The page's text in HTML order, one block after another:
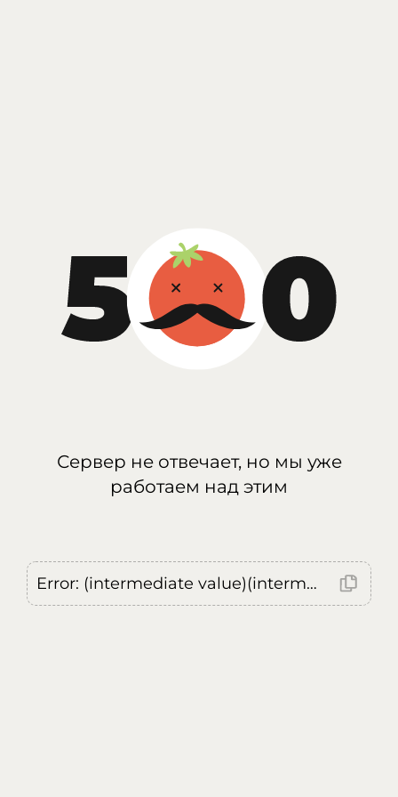
Сервер не отвечает, но мы уже
работаем над этим
Error: (intermediate value)(intermediate value)(intermediate value).replaceAll is not a function